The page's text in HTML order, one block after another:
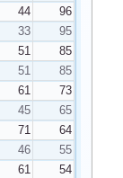
44
96
33
95
51
85
51
85
61
73
45
65
71
64
46
55
61
54